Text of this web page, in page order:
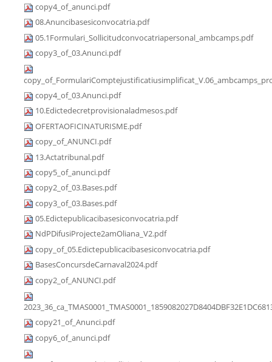
copy4_of_anunci.pdf
08.Anuncibasesiconvocatria.pdf
05.1Formulari_Sollicitudconvocatriapersonal_ambcamps.pdf
copy3_of_03.Anunci.pdf
copy4_of_03.Anunci.pdf
10.Edictedecretprovisionaladmesos.pdf
OFERTAOFICINATURISME.pdf
copy_of_ANUNCI.pdf
13.Actatribunal.pdf
copy5_of_anunci.pdf
copy2_of_03.Bases.pdf
copy3_of_03.Bases.pdf
05.Edictepublicacibasesiconvocatria.pdf
NdPDifusiProjecte2amOliana_V2.pdf
copy_of_05.Edictepublicacibasesiconvocatria.pdf
BasesConcursdeCarnaval2024.pdf
copy2_of_ANUNCI.pdf
copy21_of_Anunci.pdf
copy6_of_anunci.pdf